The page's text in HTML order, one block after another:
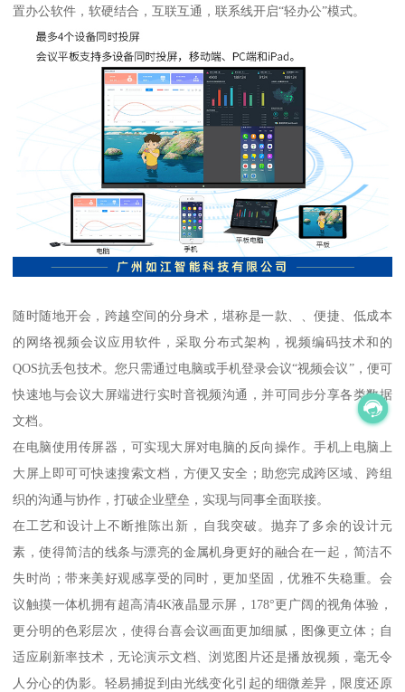
置办公软件，软硬结合，互联互通，联系线开启“轻办公”模式。
随时随地开会，跨越空间的分身术，堪称是一款、、便捷、低成本
的网络视频会议应用软件，采取分布式架构，视频编码技术和的
QOS抗丢包技术。您只需通过电脑或手机登录会议“视频会议”，便可
快速地与会议大屏端进行实时音视频沟通，并可同步分享各类数据
文档。
在电脑使用传屏器，可实现大屏对电脑的反向操作。手机上电脑上
大屏上即可可快速搜索文档，方便又安全；助您完成跨区域、跨组
织的沟通与协作，打破企业壁垒，实现与同事全面联接。
在工艺和设计上不断推陈出新，自我突破。抛弃了多余的设计元
素，使得简洁的线条与漂亮的金属机身更好的融合在一起，简洁不
失时尚；带来美好观感享受的同时，更加坚固，优雅不失稳重。会
议触摸一体机拥有超高清4K液晶显示屏，178°更广阔的视角体验，
更分明的色彩层次，使得台喜会议画面更加细腻，图像更立体；自
适应刷新率技术，无论演示文档、浏览图片还是播放视频，毫无令
人分心的伪影。轻易捕捉到由光线变化引起的细微差异，限度还原